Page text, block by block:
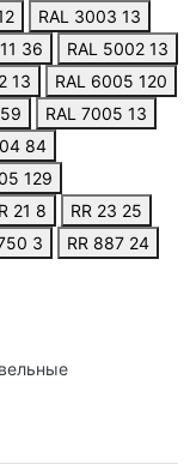
RAL 3003 13
36 RAL 5002 13
13 RAL 6005 120
59 RAL 7005 13
84
129
21 8 RR 23 25
3 RR 887 24